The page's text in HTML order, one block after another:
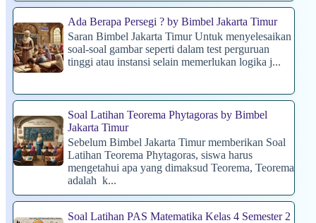
Ada Berapa Persegi ? by Bimbel Jakarta Timur
Saran Bimbel Jakarta Timur Untuk menyelesaikan
soal-soal gambar seperti dalam test perguruan
tinggi atau instansi selain memerlukan logika j...
Soal Latihan Teorema Phytagoras by Bimbel
Jakarta Timur
Sebelum Bimbel Jakarta Timur memberikan Soal
Latihan Teorema Phytagoras, siswa harus
mengetahui apa yang dimaksud Teorema, Teorema
adalah k...
Soal Latihan PAS Matematika Kelas 4 Semester 2